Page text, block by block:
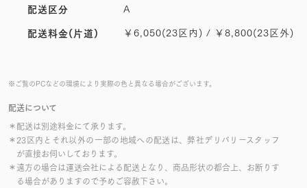
※ご覧のPCなどの環境により実際の色と異なる場合がございます。
配送について
＊配送は別途料金にて承ります。
＊23区内とそれ以外の一部の地域への配送は、弊社デリバリースタッフ
が直接お伺いしております。
＊遠方の場合は運送会社による配送となり、商品形状の都合上、お断りす
る場合がありますので予めご容赦下さい。
配送区分 A
配送料金(片道) ￥6,050(23区内) / ￥8,800(23区外)